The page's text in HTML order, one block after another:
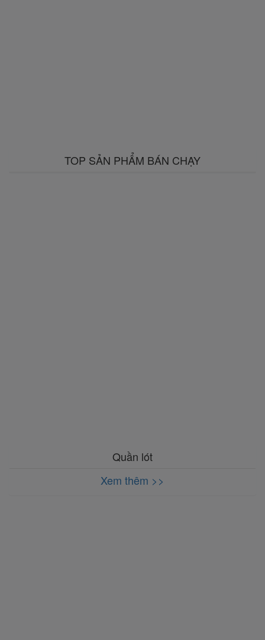
TOP SẢN PHẨM BÁN CHẠY
Quần lót
Xem thêm >>